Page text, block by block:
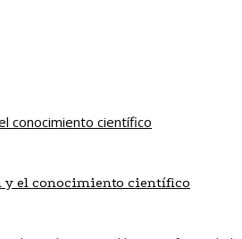
y el conocimiento científico